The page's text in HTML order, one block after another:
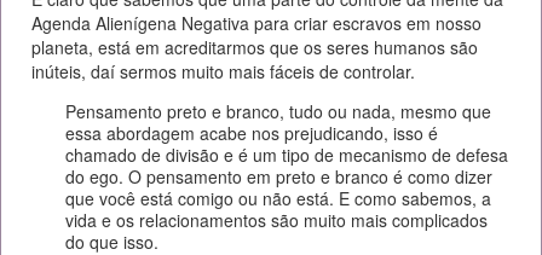
Agenda Alienígena Negativa para criar escravos em nosso
planeta, está em acreditarmos que os seres humanos são
inúteis, daí sermos muito mais fáceis de controlar.
Pensamento preto e branco, tudo ou nada, mesmo que
essa abordagem acabe nos prejudicando, isso é
chamado de divisão e é um tipo de mecanismo de defesa
do ego. O pensamento em preto e branco é como dizer
que você está comigo ou não está. E como sabemos, a
vida e os relacionamentos são muito mais complicados
do que isso.